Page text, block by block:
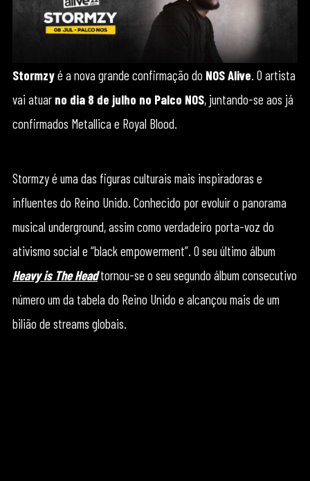
Stormzyé a nova grande confirmação do NOS Alive. O artista
vai atuar no dia 8 de julho no Palco NOS, juntando-se aos já
confirmados Metallica e Royal Blood.
Stormzy é uma das figuras culturais mais inspiradoras e
influentes do Reino Unido. Conhecido por evoluir o panorama
musical underground, assim como verdadeiro porta-voz do
ativismo social e “black empowerment”. O seu último álbum
Heavy is The Headtornou-se o seu segundo álbum consecutivo
número um da tabela do Reino Unido e alcançou mais de um
bilião de streams globais.